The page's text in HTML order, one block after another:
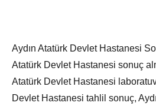
Aydın Atatürk Devlet Hastanesi
Atatürk Devlet Hastanesi sonuç
Atatürk Devlet Hastanesi
Devlet Hastanesi tahlil sonuç,